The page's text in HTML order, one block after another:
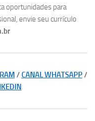
oportunidades para
envie seu currículo
/ CANAL WHATSAPP/